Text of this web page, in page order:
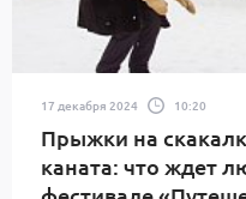
17 декабря 2024 10:20
Прыжки на
каната: что ждет